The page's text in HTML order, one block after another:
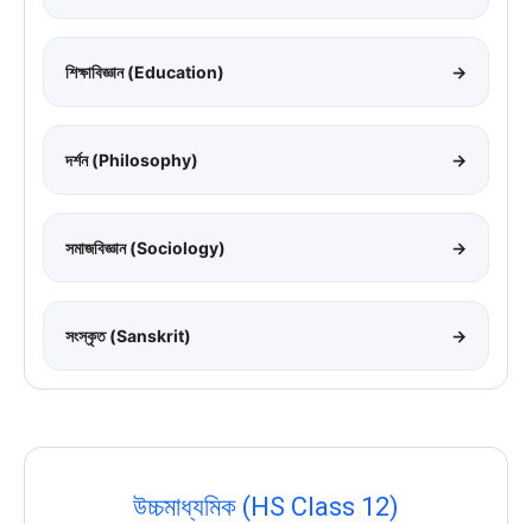
শিক্ষাবিজ্ঞান (Education) →
দর্শন (Philosophy) →
সমাজবিজ্ঞান (Sociology) →
সংস্কৃত (Sanskrit) →
উচ্চমাধ্যমিক (HS Class 12)